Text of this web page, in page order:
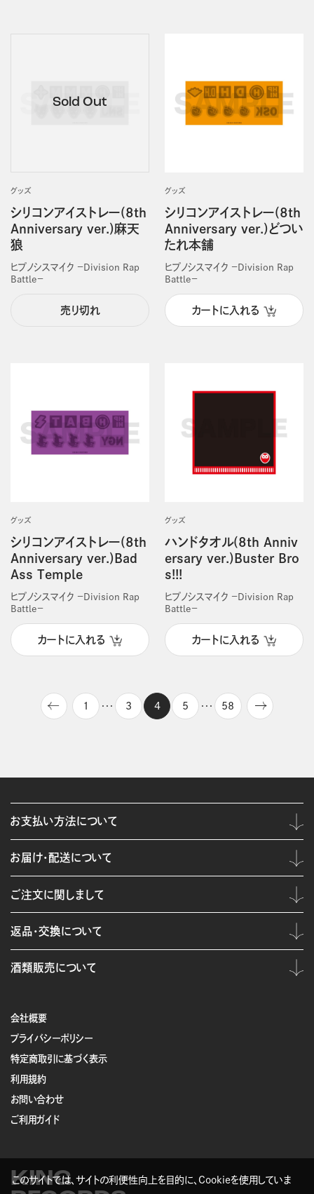
グッズ
シリコンアイストレー(8th
Anniversary ver.)麻天
狼
ヒプノシスマイク －Division Rap
Battle－
売り切れ
グッズ
シリコンアイストレー(8th
Anniversary ver.)どつい
たれ本舗
ヒプノシスマイク －Division Rap
Battle－
カートに入れる
グッズ
シリコンアイストレー(8th
Anniversary ver.)Bad
Ass Temple
ヒプノシスマイク －Division Rap
Battle－
カートに入れる
グッズ
ハンドタオル(8th Anniv
ersary ver.)Buster Bro
s!!!
ヒプノシスマイク －Division Rap
Battle－
カートに入れる
1 ・・・ 3 4 5 ・・・ 58
会社概要
プライバシーポリシー
特定商取引に基づく表示
利用規約
お問い合わせ
ご利用ガイド
KING
お支払い方法について
お届け・配送について
ご注文に関しまして
返品・交換について
酒類販売について
このサイトでは、サイトの利便性向上を目的に、Cookieを使用していま